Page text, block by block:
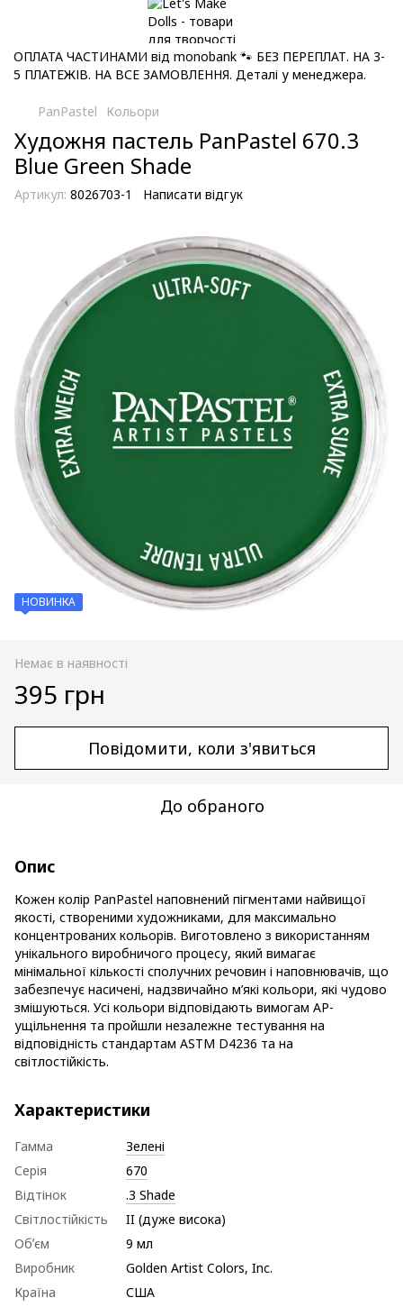
ОПЛАТА ЧАСТИНАМИ від monobank 🐾 БЕЗ ПЕРЕПЛАТ. НА 3-
5 ПЛАТЕЖІВ. НА ВСЕ ЗАМОВЛЕННЯ. Деталі у менеджера.
PanPastel Кольори
Художня пастель PanPastel 670.3
Blue Green Shade
Артикул: 8026703-1 Написати відгук
НОВИНКА
Немає в наявності
395 грн
Повідомити, коли з'явиться
До обраного
Опис
Кожен колір PanPastel наповнений пігментами найвищої
якості, створеними художниками, для максимально
концентрованих кольорів. Виготовлено з використанням
унікального виробничого процесу, який вимагає
мінімальної кількості сполучних речовин і наповнювачів, що
забезпечує насичені, надзвичайно м’які кольори, які чудово
змішуються. Усі кольори відповідають вимогам AP-
ущільнення та пройшли незалежне тестування на
відповідність стандартам ASTM D4236 та на
світлостійкість.
Характеристики
Гамма
Зелені
Серія
670
Відтінок
.3 Shade
Світлостійкість
II (дуже висока)
Обʼєм
9 мл
Виробник
Golden Artist Colors, Inc.
Країна
США